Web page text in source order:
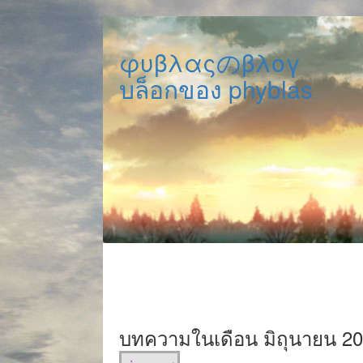
φυβλαςのβλογ
บล็อกของ phyblas
บทความในเดือน มิถุนายน